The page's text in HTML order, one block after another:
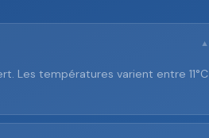
▼
Les températures varient entre 11°C